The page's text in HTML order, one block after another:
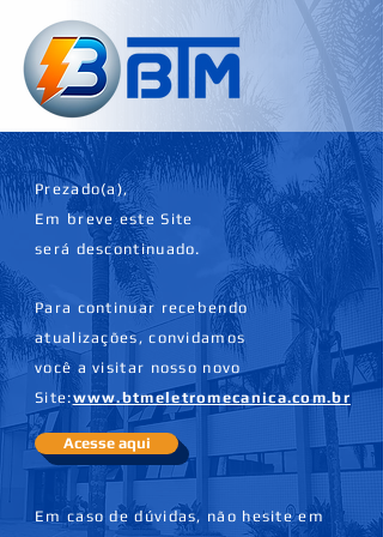
Acesse aqui
Prezado(a),
Em breve este Site
será descontinuado.
Para continuar recebendo
atualizações,convidamos
você a visitar nosso novo
Site:www.btmeletromecanica.com.br
Em caso de dúvidas, não hesite em